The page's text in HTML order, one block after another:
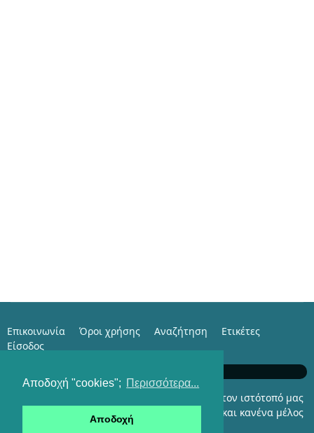
Αποδοχή "cookies"; Περισσότερα...
Αποδοχή
Επικοινωνία Όροι χρήσης Αναζήτηση
Ετικέτες
Είσοδος
Αυτήν τη στιγμή επισκέπτονται τον ιστότοπό μας
174 επισκέπτες και κανένα μέλος